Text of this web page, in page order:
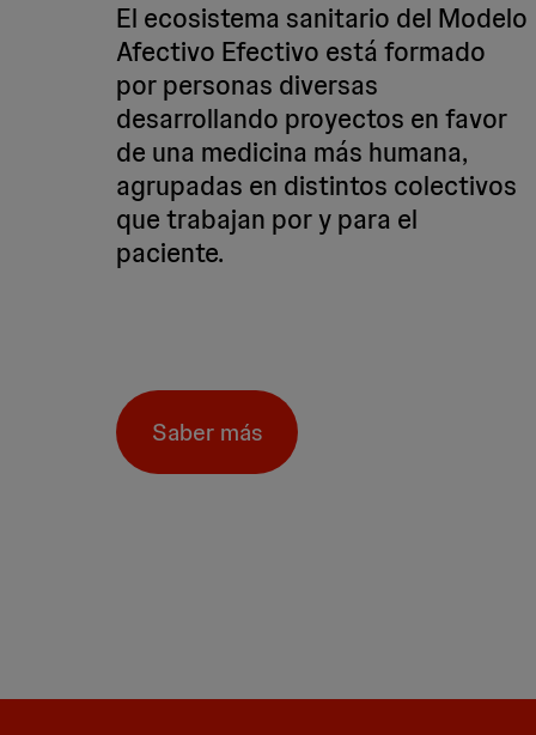
El ecosistema sanitario del Modelo
Afectivo Efectivo está formado
por personas diversas
desarrollando proyectos en favor
de una medicina más humana,
agrupadas en distintos colectivos
que trabajan por y para el
paciente.
Saber más